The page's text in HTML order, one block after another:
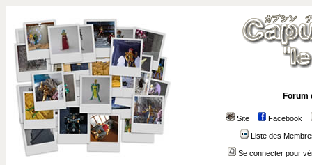
Forum
Site Facebook
Liste des
Se connecter pour